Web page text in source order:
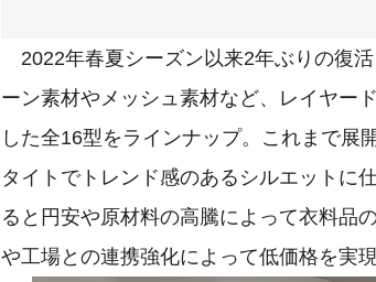
2022年春夏シーズン以来2年ぶりの復
ーン素材やメッシュ素材など、レイヤー
した全16型をラインナップ。これまで展
タイトでトレンド感のあるシルエットに
ると円安や原材料の高騰によって衣料品
や工場との連携強化によって低価格を実